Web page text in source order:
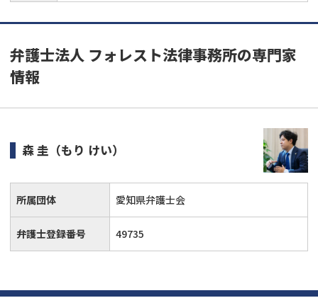
弁護士法人 フォレスト法律事務所の専門家
情報
森 圭 （もり けい）
所属団体 愛知県弁護士会
弁護士登録番号 49735